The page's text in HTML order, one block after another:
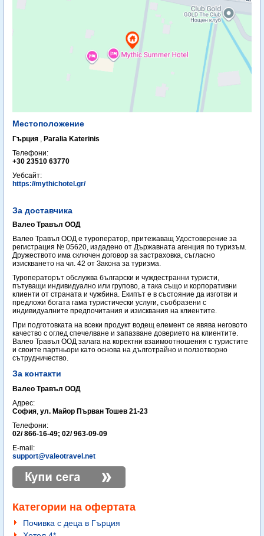
Местоположение
Гърция , Paralia Katerinis
Телефони:
+30 23510 63770
Уебсайт:
https://mythichotel.gr/
За доставчика
Валео Травъл ООД
Валео Травъл ООД е туроператор, притежаващ Удостоверение за
регистрация № 05620, издадено от Държавната агенция по туризъм.
Дружеството има сключен договор за застраховка, съгласно
изискването на чл. 42 от Закона за туризма.
Туроператорът обслужва български и чуждестранни туристи,
пътуващи индивидуално или групово, а така също и корпоративни
клиенти от страната и чужбина. Екипът е в състояние да изготви и
предложи богата гама туристически услуги, съобразени с
индивидуалните предпочитания и изисквания на клиентите.
При подготовката на всеки продукт водещ елемент се явява неговото
качество с оглед спечелване и запазване доверието на клиентите.
Валео Травъл ООД залага на коректни взаимоотношения с туристите
и своите партньори като основа на дълготрайно и ползотворно
сътрудничество.
За контакти
Валео Травъл ООД
Адрес:
София, ул. Майор Първан Тошев 21-23
Телефони:
02/ 866-16-49; 02/ 963-09-09
E-mail:
support@valeotravel.net
Категории на офертата
Почивка с деца в Гърция